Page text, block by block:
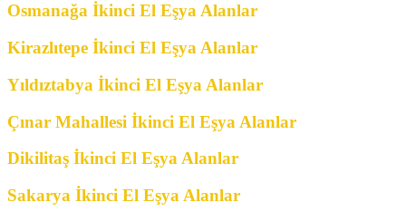
Osmanağa İkinci El Eşya Alanlar
Kirazlıtepe İkinci El Eşya Alanlar
Yıldıztabya İkinci El Eşya Alanlar
Çınar Mahallesi İkinci El Eşya Alanlar
Dikilitaş İkinci El Eşya Alanlar
Sakarya İkinci El Eşya Alanlar